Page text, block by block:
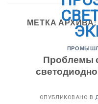
МЕТКА АРХИВА:
Проблемы
ОПУБЛИКОВАНО В